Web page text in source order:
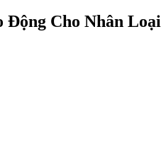
Động Cho Nhân Loại